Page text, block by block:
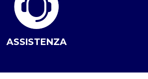
ASSISTENZA